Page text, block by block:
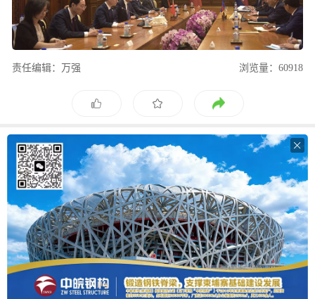
责任编辑：万强 浏览量：60918
